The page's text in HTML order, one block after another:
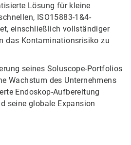
Lösung für kleine
ISO15883-1&4-
einschließlich vollständiger
das Kontaminationsrisiko zu
seines Soluscope-Portfolios
Wachstum des Unternehmens
Endoskop-Aufbereitung
seine globale Expansion